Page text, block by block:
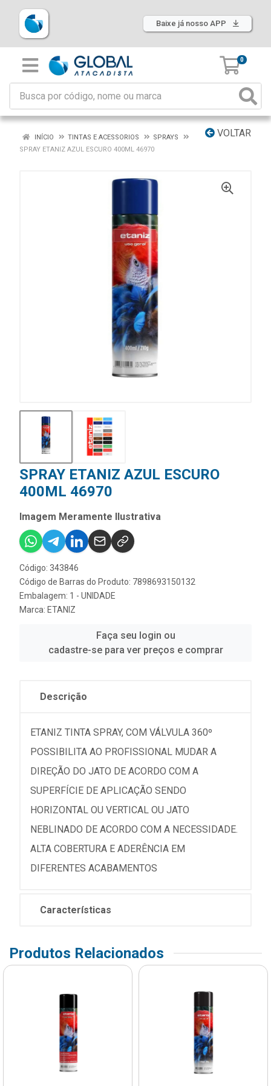
Baixe já nosso APP
0
VOLTAR
INÍCIO TINTAS E ACESSORIOS
SPRAYS
SPRAY ETANIZ AZUL ESCURO 400ML 46970
SPRAY ETANIZ AZUL ESCURO
400ML 46970
Imagem Meramente Ilustrativa
Código: 343846
Código de Barras do Produto: 7898693150132
Embalagem: 1 - UNIDADE
Marca: ETANIZ
Faça seu login ou
cadastre-se para ver preços e comprar
Descrição
ETANIZ TINTA SPRAY, COM VÁLVULA 360º
POSSIBILITA AO PROFISSIONAL MUDAR A
DIREÇÃO DO JATO DE ACORDO COM A
SUPERFÍCIE DE APLICAÇÃO SENDO
HORIZONTAL OU VERTICAL OU JATO
NEBLINADO DE ACORDO COM A NECESSIDADE.
ALTA COBERTURA E ADERÊNCIA EM
DIFERENTES ACABAMENTOS
Características
Produtos Relacionados